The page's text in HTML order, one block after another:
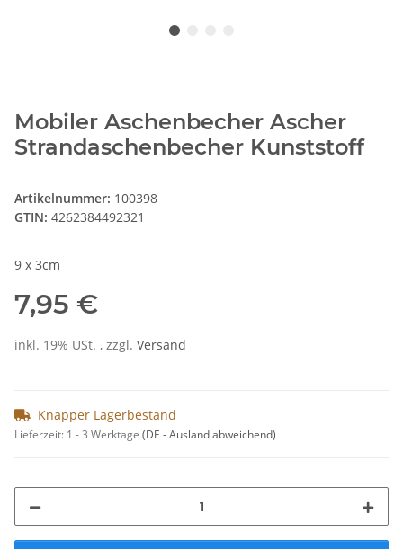
Mobiler Aschenbecher Ascher
Strandaschenbecher Kunststoff
Artikelnummer: 100398
GTIN: 4262384492321
9 x 3cm
7,95 €
inkl. 19% USt. , zzgl. Versand
Knapper Lagerbestand
Lieferzeit: 1 - 3 Werktage (DE - Ausland abweichend)